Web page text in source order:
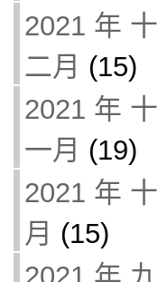
2021 年 十
二月 (15)
2021 年 十
一月 (19)
2021 年 十
月 (15)